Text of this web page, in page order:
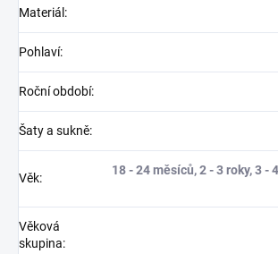
Materiál :
Pohlaví:
Roční období:
Šaty a sukně:
Věk:
18 - 24 měsíců, 2 - 3 roky, 3 -
Věková
skupina: